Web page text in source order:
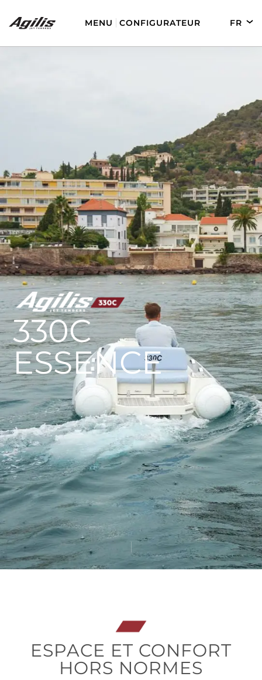
MENU CONFIGURATEUR
FR
AGILIS 280E
AGILIS 305C
AGILIS 330C
AGILIS 355C
AGILIS 360D
330C
ESSENCE
ESPACE ET CONFORT
HORS NORMES